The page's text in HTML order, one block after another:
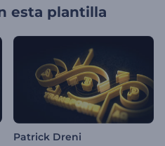
esta plantilla
Patrick Dreni